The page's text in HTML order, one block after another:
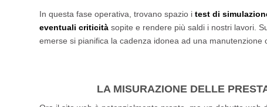
In questa fase operativa, trovano spazio i test di
eventuali criticità sopite e rendere più saldi i nostri lavori.
emerse si pianifica la cadenza idonea ad una manutenzione
LA MISURAZIONE DELLE